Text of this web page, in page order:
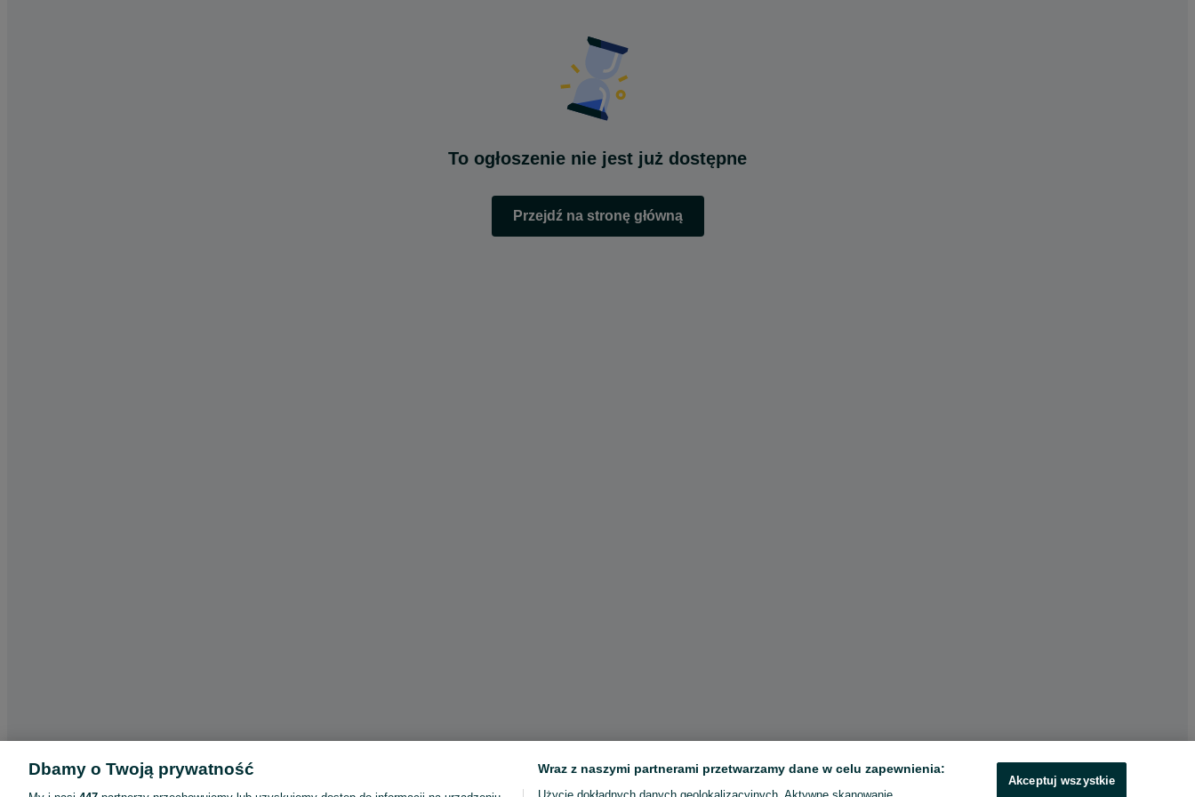
To ogłoszenie nie jest już dostępne
Przejdź na stronę główną
Dbamy o Twoją prywatność Wraz z naszymi partnerami przetwarzamy dane w celu zapewnienia:
Akceptuj wszystkie